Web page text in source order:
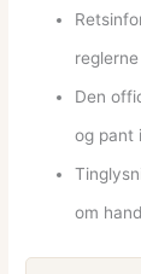
Den
og pant
om